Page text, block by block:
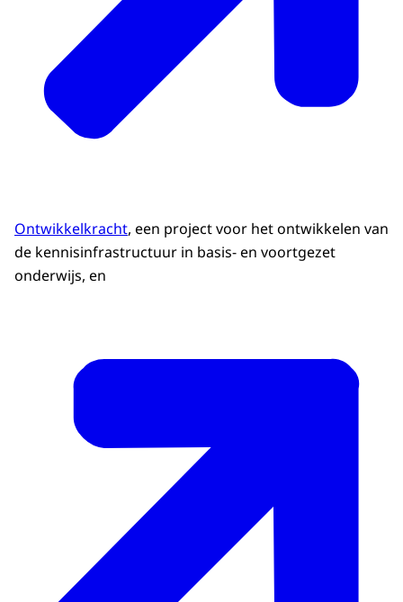
Ontwikkelkracht, een project voor het ontwikkelen van
de kennisinfrastructuur in basis- en voortgezet
onderwijs, en